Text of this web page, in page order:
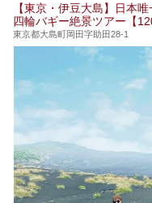
24時間営業で
い施設、デー
が充実した施
ださい。
【東京・伊豆大島】日本
四輪バギー絶景ツアー【
東京都大島町岡田字助田28-1